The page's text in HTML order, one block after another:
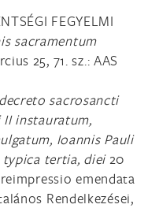
FEGYELMI
sacramentum
25, 71. sz.: AAS
sacrosancti
instauratum,
Ioannis Pauli
typica tertia, diei20
emendata
Rendelkezései,